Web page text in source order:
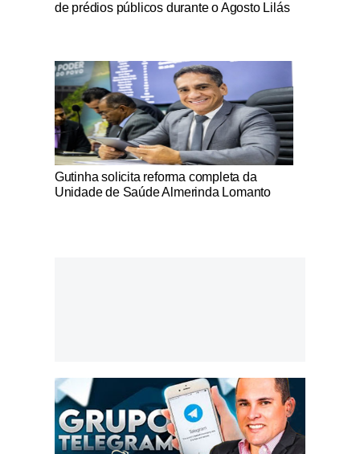
de prédios públicos durante o Agosto Lilás
Notícias Católicas
Gutinha solicita reforma completa da
Unidade de Saúde Almerinda Lomanto